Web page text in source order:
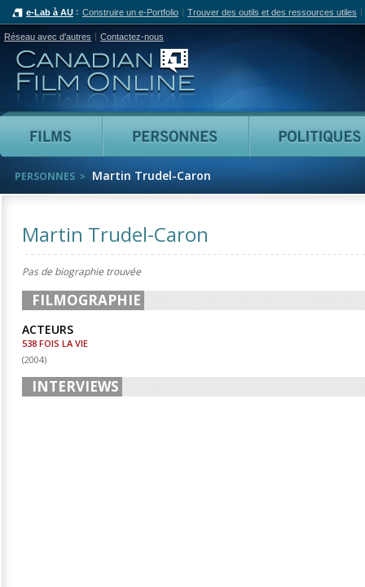
e-Lab à AU Construire un e-Portfolio Trouver des outils et des ressources utiles
Réseau avec d'autres Contactez-nous
Canadian Film Online
Films Personnes
PERSONNES Martin Trudel-Caron
Martin Trudel-Caron
Pas de biographie trouvée
FILMOGRAPHIE
ACTEURS
538 FOIS LA VIE
(2004)
INTERVIEWS